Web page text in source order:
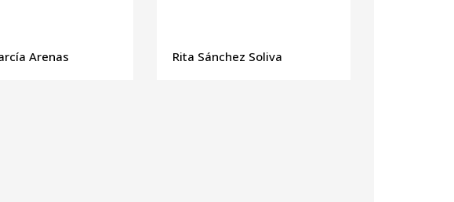
Arenas Rita Sánchez Soliva